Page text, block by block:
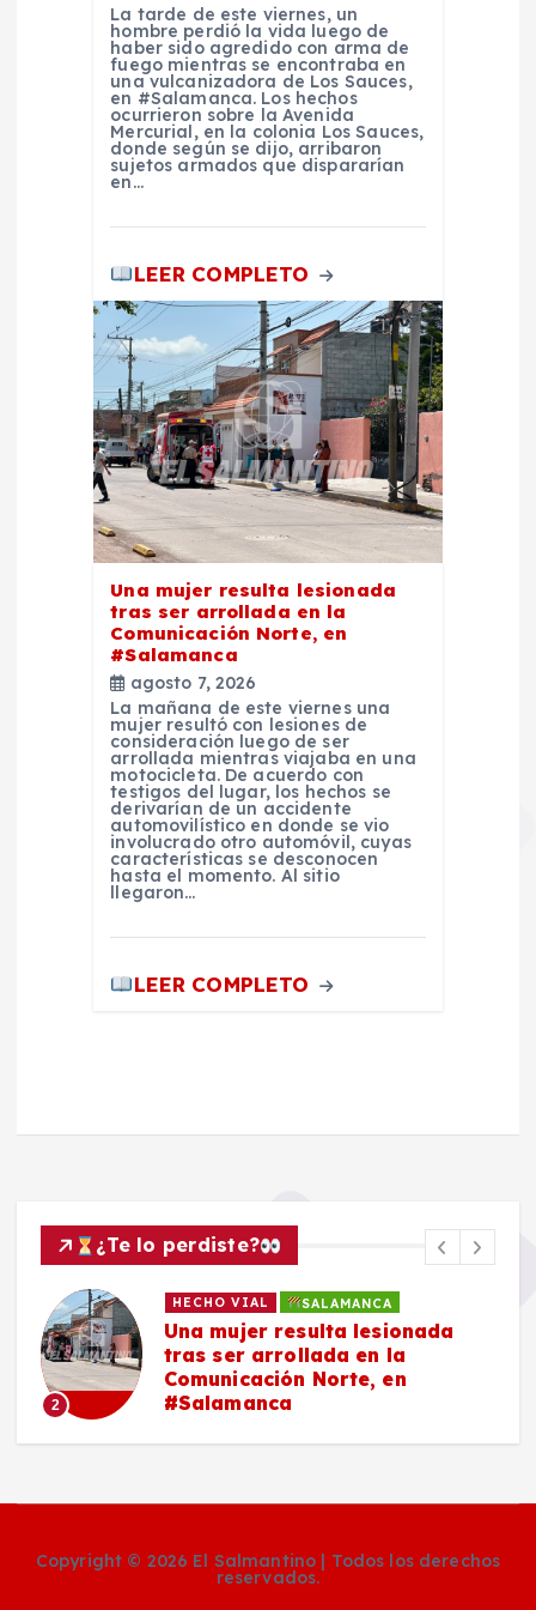
La tarde de este viernes, un
hombre perdió la vida luego de
haber sido agredido con arma de
fuego mientras se encontraba en
una vulcanizadora de Los Sauces,
en #Salamanca. Los hechos
ocurrieron sobre la Avenida
Mercurial, en la colonia Los Sauces,
donde según se dijo, arribaron
sujetos armados que dispararían
en…
LEER COMPLETO
Una mujer resulta lesionada
tras ser arrollada en la
Comunicación Norte, en
#Salamanca
agosto 7, 2026
La mañana de este viernes una
mujer resultó con lesiones de
consideración luego de ser
arrollada mientras viajaba en una
motocicleta. De acuerdo con
testigos del lugar, los hechos se
derivarían de un accidente
automovilístico en donde se vio
involucrado otro automóvil, cuyas
características se desconocen
hasta el momento. Al sitio
llegaron…
LEER COMPLETO
¿Te lo perdiste?
2
HECHO VIAL SALAMANCA
Una mujer resulta lesionada
tras ser arrollada en la
Comunicación Norte, en
#Salamanca
Copyright © 2026 El Salmantino | Todos los derechos
reservados.